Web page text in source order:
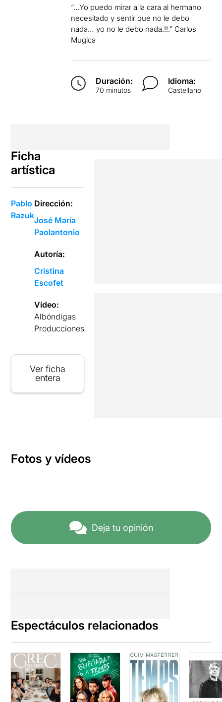
“…Yo puedo mirar a la cara al hermano
necesitado y sentir que no le debo
nada… yo no le debo nada.!!.” Carlos
Mugica
Duración:
70 minutos
Idioma:
Castellano
Ficha
artística
Pablo
Razuk
Dirección:
José María
Paolantonio
Autoría:
Cristina
Escofet
Vídeo:
Albóndigas
Producciones
Ver ficha
entera
Fotos y vídeos
Deja tu opinión
Espectáculos relacionados